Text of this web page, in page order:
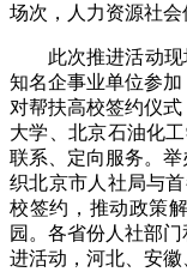
场次，人力资源社会
此次推进活动现
知名企事业单位参
对帮扶高校签约仪
大学、北京石油化
联系、定向服务。
织北京市人社局与
校签约，推动政策
园。各省份人社部
进活动，河北、安